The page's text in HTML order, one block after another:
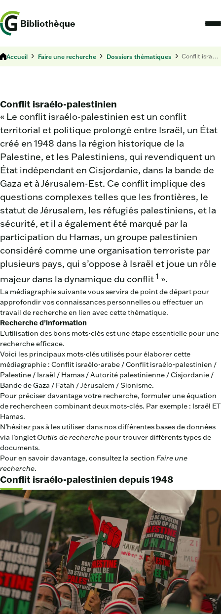
Bibliothèque
Accueil Faire une recherche Dossiers thématiques Conflit israélo-palestinien
Conflit israélo-palestinien
« Le conflit israélo-palestinien est un conflit
territorial et politique prolongé entre Israël, un État
créé en 1948 dans la région historique de la
Palestine, et les Palestiniens, qui revendiquent un
État indépendant en Cisjordanie, dans la bande de
Gaza et à Jérusalem-Est. Ce conflit implique des
questions complexes telles que les frontières, le
statut de Jérusalem, les réfugiés palestiniens, et la
sécurité, et il a également été marqué par la
participation du Hamas, un groupe palestinien
considéré comme une organisation terroriste par
plusieurs pays, qui s’oppose à Israël et joue un rôle
majeur dans la dynamique du conflit 1 ».
La médiagraphie suivante vous servira de point de départ pour
approfondir vos connaissances personnelles ou effectuer un
travail de recherche en lien avec cette thématique.
Recherche d’information
L’utilisation des bons mots-clés est une étape essentielle pour une
recherche efficace.
Voici les principaux mots-clés utilisés pour élaborer cette
médiagraphie : Conflit israélo-arabe / Conflit israélo-palestinien /
Palestine / Israël / Hamas / Autorité palestinienne / Cisjordanie /
Bande de Gaza / Fatah / Jérusalem / Sionisme.
Pour préciser davantage votre recherche, formuler une équation
de rechercheen combinant deux mots-clés. Par exemple : Israël ET
Hamas.
N’hésitez pas à les utiliser dans nos différentes bases de données
via l’onglet Outils de recherche pour trouver différents types de
documents.
Pour en savoir davantage, consultez la section Faire une
recherche.
Conflit israélo-palestinien depuis 1948